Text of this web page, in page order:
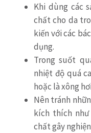
Khi dùng các
chất cho da
kiến với các
dụng.
Trong suốt
nhiệt độ quá
hoặc là xông
Nên tránh
kích thích
chất gây